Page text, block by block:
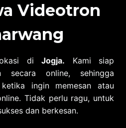
Videotron
di Jogja. Kami siap
secara online, sehingga
ingin memesan atau
Tidak perlu ragu, untuk
dan berkesan.